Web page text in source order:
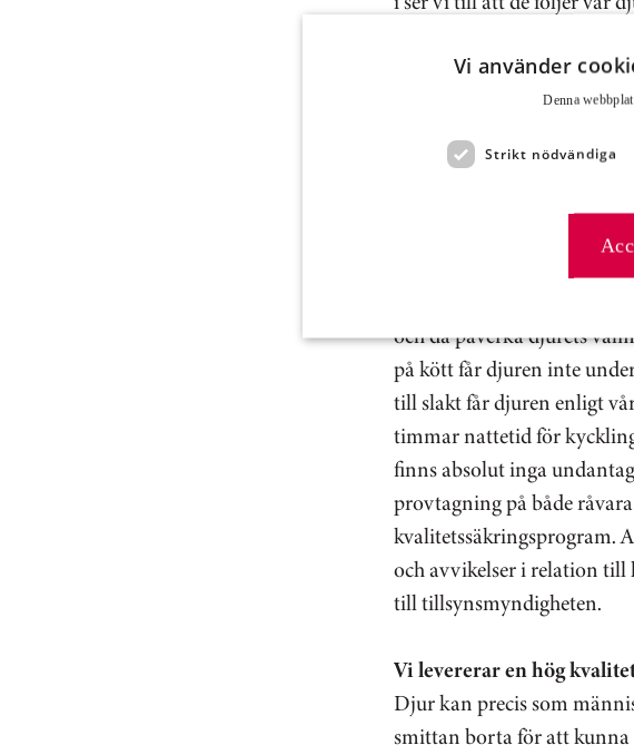
självförsörjningsgrad
Vår djuromsorgspolicy
Köttkedjan består av
respektive område ställer
får endast användas för
antibiotika om djuret
och då påverka djurets
på kött får djuren inte
till slakt får djuren enligt
timmar nattetid för
finns absolut inga
provtagning på både
kvalitetssäkringsprogram.
och avvikelser i relation
till tillsynsmyndigheten.
Vi levererar en hög
Djur kan precis som
smittan borta för att kunna
Vi använder
Denna
Strikt nödvändiga